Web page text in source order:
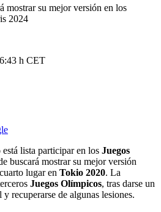
mostrar su mejor versión en los
2024
h CET
está lista participar en los Juegos
buscará mostrar su mejor versión
lugar en Tokio 2020. La
Juegos Olímpicos, tras darse un
recuperarse de algunas lesiones.